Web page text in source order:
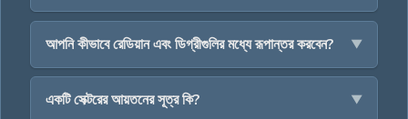
আপনি কীভাবে রেডিয়ান এবং ডিগ্রীগুলির মধ্যে রূপান্তর করবেন?
একটি সেক্টরের আয়তনের সূত্র কি?